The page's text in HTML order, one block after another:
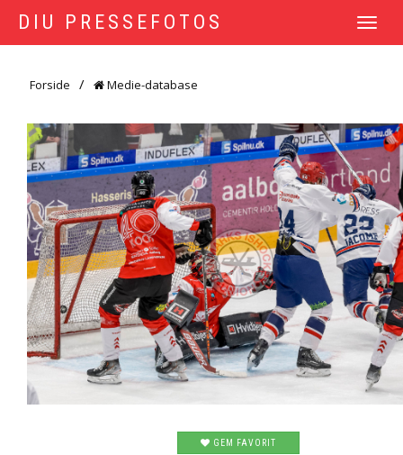
DIU PRESSEFOTOS
TOGGLE
Forside Medie-database
GEM FAVORIT